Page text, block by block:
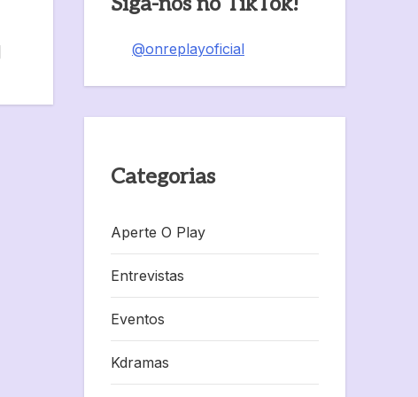
@onreplayoficial
Categorias
Aperte O Play
Entrevistas
Eventos
Kdramas